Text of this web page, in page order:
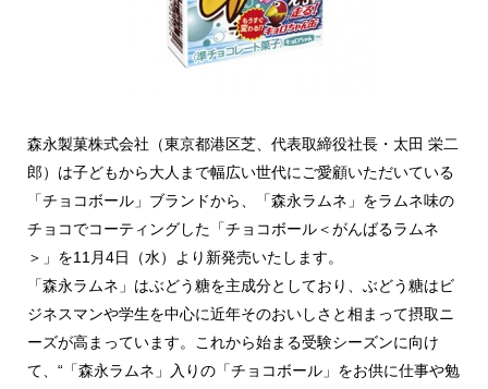
森永製菓株式会社（東京都港区芝、代表取締役社長・太田 栄二
郎）は子どもから大人まで幅広い世代にご愛顧いただいている
「チョコボール」ブランドから、「森永ラムネ」をラムネ味の
チョコでコーティングした「チョコボール＜がんばるラムネ
＞」を11月4日（水）より新発売いたします。
「森永ラムネ」はぶどう糖を主成分としており、ぶどう糖はビ
ジネスマンや学生を中心に近年そのおいしさと相まって摂取ニ
ーズが高まっています。これから始まる受験シーズンに向け
て、“「森永ラムネ」入りの「チョコボール」をお供に仕事や勉